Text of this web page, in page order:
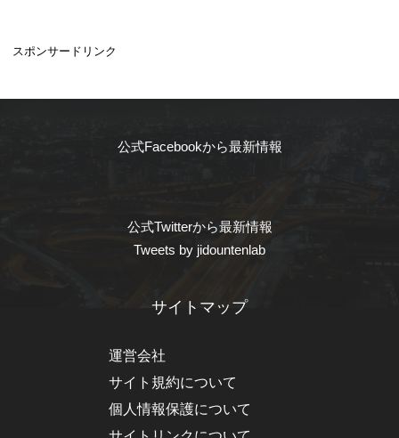
スポンサードリンク
公式Facebookから最新情報
公式Twitterから最新情報
Tweets by jidountenlab
サイトマップ
運営会社
サイト規約について
個人情報保護について